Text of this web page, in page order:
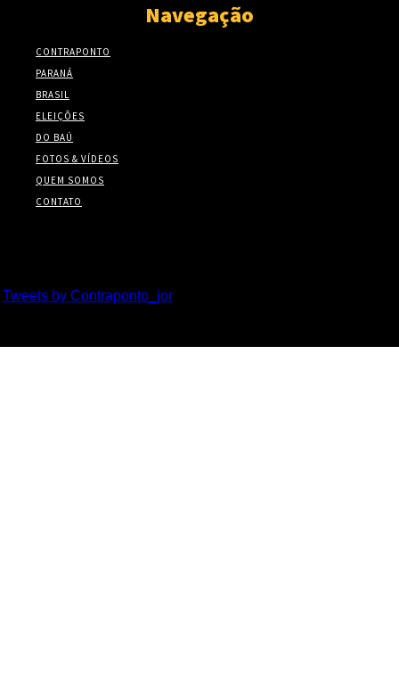
Navegação
CONTRAPONTO
PARANÁ
BRASIL
ELEIÇÕES
DO BAÚ
FOTOS & VÍDEOS
QUEM SOMOS
CONTATO
Tweets by Contraponto_jor